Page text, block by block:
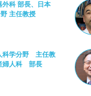
外科 部長、日本
主任教授
科学分野 主任教
婦人科 部長